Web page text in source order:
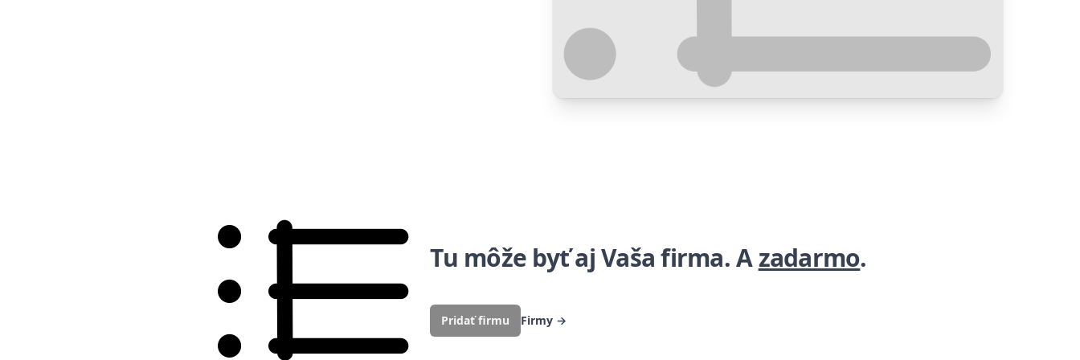
Tu môže byť aj Vaša firma. Azadarmo.
Pridať firmu Firmy →